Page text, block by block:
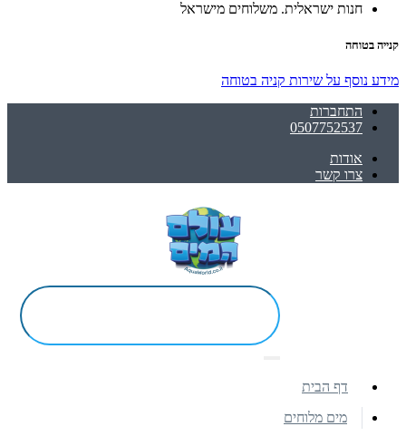
חנות ישראלית. משלוחים מישראל
קנייה בטוחה
מידע נוסף על שירות קניה בטוחה
התחברות
0507752537
אודות
צרו קשר
דף הבית
מים מלוחים